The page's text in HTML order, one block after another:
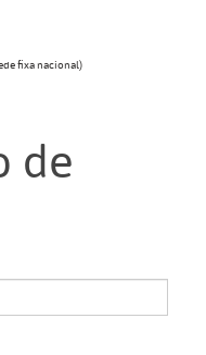
fixa nacional)
de